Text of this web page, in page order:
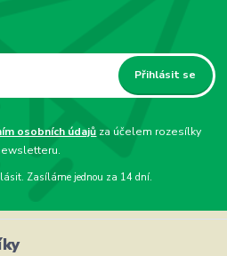
Přihlásit se
osobních údajů za účelem rozesílky
Zasíláme jednou za 14 dní.